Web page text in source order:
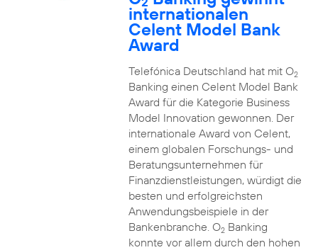
internationalen
Celent Model Bank
Award
Telefónica Deutschland hat mit O2
Banking einen Celent Model Bank
Award für die Kategorie Business
Model Innovation gewonnen. Der
internationale Award von Celent,
einem globalen Forschungs- und
Beratungsunternehmen für
Finanzdienstleistungen, würdigt die
besten und erfolgreichsten
Anwendungsbeispiele in der
Bankenbranche. O2Banking
konnte vor allem durch den hohen